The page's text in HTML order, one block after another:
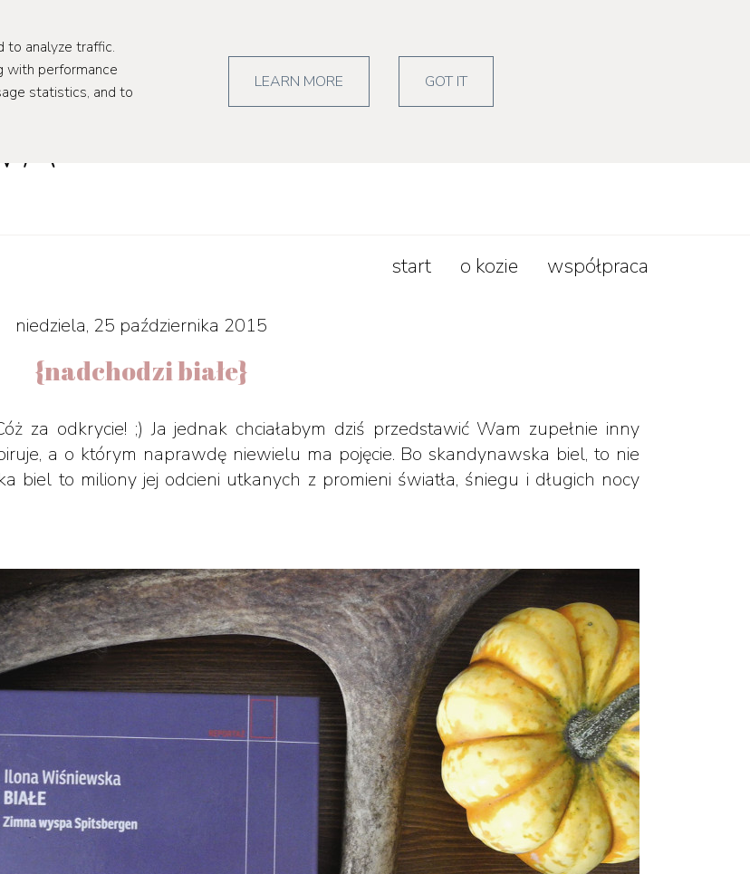
start o kozie współpraca
niedziela, 25 października 2015
{nadchodzi białe}
za odkrycie! ;) Ja jednak chciałabym dziś przedstawić Wam zupełnie inny
a o którym naprawdę niewielu ma pojęcie. Bo skandynawska biel, to nie
biel to miliony jej odcieni utkanych z promieni światła, śniegu i długich nocy
to analyze traffic.
with performance
statistics, and to
LEARN MORE GOT IT